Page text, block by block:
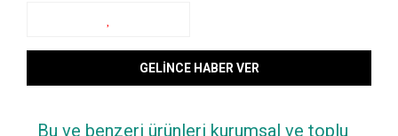
GELİNCE HABER VER
Bu ve benzeri ürünleri kurumsal ve toplu